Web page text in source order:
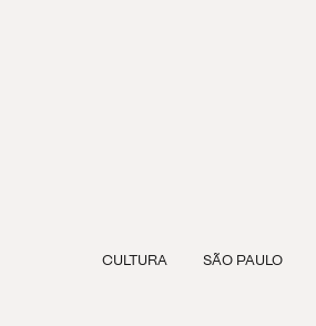
CULTURA SÃO PAULO